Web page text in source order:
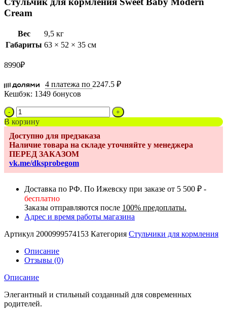
Cream
Вес
9,5 кг
Габариты 63 × 52 × 35 см
8990₽
4 платежа по 2247.5 ₽
Кешбэк: 1349 бонусов
Количество
товара
Стульчик
для
кормления
Sweet
Baby
Modern
В корзину
Доступно для предзаказа
Наличие товара на складе уточняйте у менеджера
ПЕРЕД ЗАКАЗОМ
vk.me/dksprobegom
Доставка по РФ. По Ижевску при заказе от 5 500 ₽ -
бесплатно
Заказы отправляются после 100% предоплаты.
Адрес и время работы магазина
Артикул 2000999574153 Категория Стульчики для кормления
Описание
Отзывы (0)
Описание
Элегантный и стильный созданный для современных
родителей.